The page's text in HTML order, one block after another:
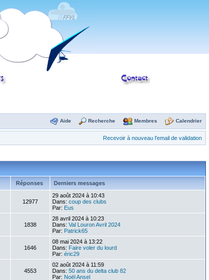
Aide Recherche Membres Calendrier
Recevoir à nouveau l'email de validation
Réponses Derniers messages
12977
29 août 2024 à 10:43
Dans: coup des clubs
Par: Eus
1838
28 avril 2024 à 10:23
Dans: Val Louron Avril 2024
Par: Patrick65
1646
08 mai 2024 à 13:22
Dans: Faire voler du lourd
Par: éric29
4553
02 août 2024 à 11:59
Dans: 50 ans du delta club 82
Par: Noël Ansel